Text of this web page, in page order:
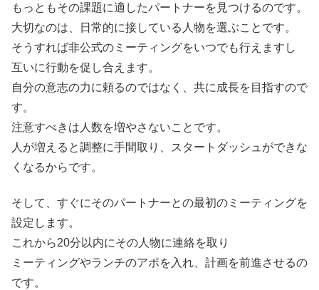
もっともその課題に適したパートナーを見つけるのです。
大切なのは、日常的に接している人物を選ぶことです。
そうすれば非公式のミーティングをいつでも行えますし
互いに行動を促し合えます。
自分の意志の力に頼るのではなく、共に成長を目指すので
す。
注意すべきは人数を増やさないことです。
人が増えると調整に手間取り、スタートダッシュができな
くなるからです。
そして、すぐにそのパートナーとの最初のミーティングを
設定します。
これから20分以内にその人物に連絡を取り
ミーティングやランチのアポを入れ、計画を前進させるの
です。